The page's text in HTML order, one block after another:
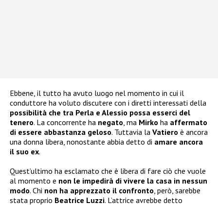
Ebbene, il tutto ha avuto luogo nel momento in cui il
conduttore ha voluto discutere con i diretti interessati della
possibilità che tra Perla e Alessio possa esserci del
tenero. La concorrente ha negato, ma Mirko ha affermato
di essere abbastanza geloso. Tuttavia la Vatiero è ancora
una donna libera, nonostante abbia detto di amare ancora
il suo ex.
Quest’ultimo ha esclamato che è libera di fare ciò che vuole
al momento e non le impedirà di vivere la casa in nessun
modo. Chi non ha apprezzato il confronto, però, sarebbe
stata proprio Beatrice Luzzi. L’attrice avrebbe detto